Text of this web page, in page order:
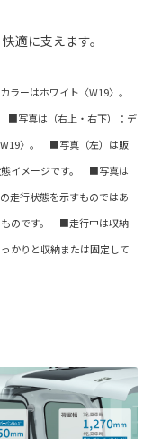
適に支えます。
ーはホワイト〈W19〉。
■写真は（右上・右下）：デ
W19〉。 ■写真（左）は販
態イメージです。 ■写真は
走行状態を示すものではあ
のです。 ■走行中は収納
かりと収納または固定して